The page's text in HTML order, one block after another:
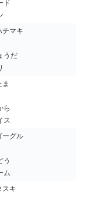
ド
チマキ
だ
ら
ーグル
ム
スキ